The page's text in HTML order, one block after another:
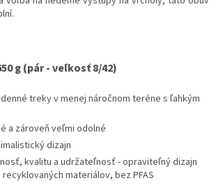
g (pár - veľkosť 8/42)
treky v menej náročnom teréne s ľahkým
a zároveň veľmi odolné
dizajn
kvalitu a udržateľnosť - opraviteľný dizajn
materiálov, bez PFAS